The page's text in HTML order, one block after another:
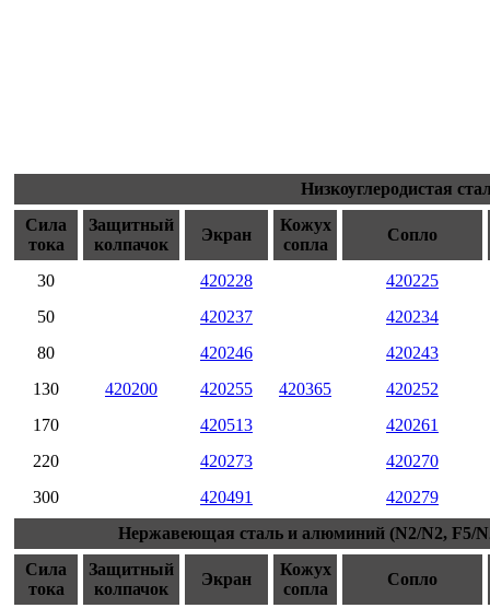
Низкоуглеродистая
Сила
тока
Защитный
колпачок
Экран
Кожух
сопла
Сопло
30
420200
420228
420365
420225
50
420237
420234
80
420246
420243
130
420255
420252
170
420513
420261
220
420273
420270
300
420491
420279
Нержавеющая сталь и алюминий (N2/N2, F5/
Сила
тока
Защитный
колпачок
Экран
Кожух
сопла
Сопло